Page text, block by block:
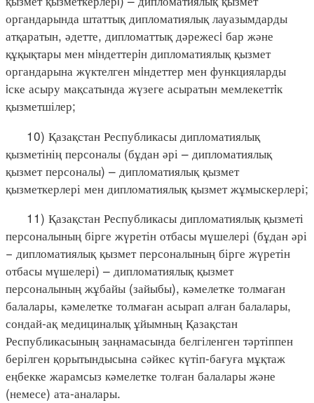
органдарында штаттық дипломатиялық лауазымдарды
атқаратын, әдетте, дипломаттық дәрежесi бар және
құқықтары мен мiндеттерiн дипломатиялық қызмет
органдарына жүктелген мiндеттер мен функцияларды
iске асыру мақсатында жүзеге асыратын мемлекеттiк
қызметшілер;
10) Қазақстан Республикасы дипломатиялық
қызметінің персоналы (бұдан әрі – дипломатиялық
қызмет персоналы) – дипломатиялық қызмет
қызметкерлері мен дипломатиялық қызмет жұмыскерлері;
11) Қазақстан Республикасы дипломатиялық қызметі
персоналының бірге жүретін отбасы мүшелері (бұдан әрі
− дипломатиялық қызмет персоналының бірге жүретін
отбасы мүшелері) – дипломатиялық қызмет
персоналының жұбайы (зайыбы), кәмелетке толмаған
балалары, кәмелетке толмаған асырап алған балалары,
сондай-ақ медициналық ұйымның Қазақстан
Республикасының заңнамасында белгіленген тәртіппен
берілген қорытындысына сәйкес күтіп-бағуға мұқтаж
еңбекке жарамсыз кәмелетке толған балалары және
(немесе) ата-аналары.